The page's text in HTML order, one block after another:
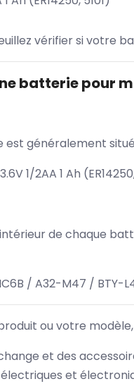
vérifier si votre
batterie pour
généralement
1/2AA 1 Ah
de chaque
/ A32-M47 / BTY-
ou votre
et des
et